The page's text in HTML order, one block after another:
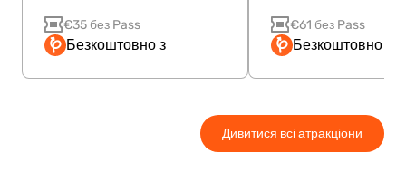
Дивитися всі атракціони
€35 без Pass
Безкоштовно з
€61 без Pass
Безкоштовно з